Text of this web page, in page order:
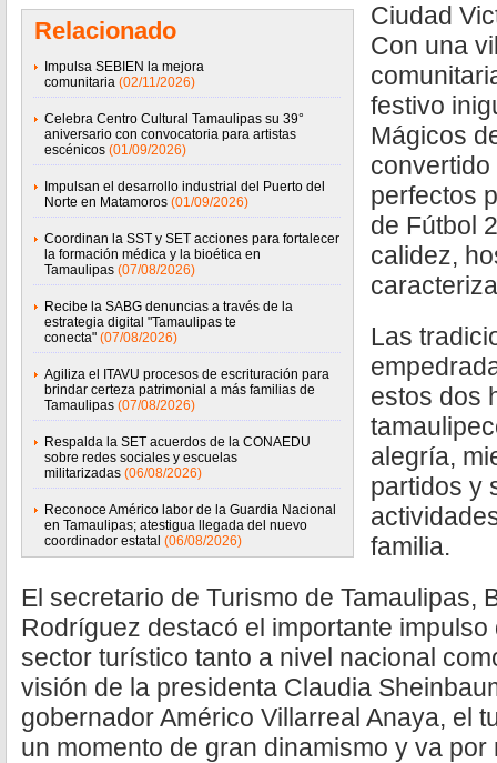
Relacionado
Impulsa SEBIEN la mejora
comunitaria (02/11/2026)
Celebra Centro Cultural Tamaulipas su 39°
aniversario con convocatoria para artistas
escénicos (01/09/2026)
Impulsan el desarrollo industrial del Puerto del
Norte en Matamoros (01/09/2026)
Coordinan la SST y SET acciones para fortalecer
la formación médica y la bioética en
Tamaulipas (07/08/2026)
Recibe la SABG denuncias a través de la
estrategia digital "Tamaulipas te
conecta" (07/08/2026)
Agiliza el ITAVU procesos de escrituración para
brindar certeza patrimonial a más familias de
Tamaulipas (07/08/2026)
Respalda la SET acuerdos de la CONAEDU
sobre redes sociales y escuelas
militarizadas (06/08/2026)
Reconoce Américo labor de la Guardia Nacional
en Tamaulipas; atestigua llegada del nuevo
coordinador estatal (06/08/2026)
Ciudad
Con una
festivo
Mágicos
perfectos
de Fútbol
calidez,
Las
estos dos
alegría,
partidos y
familia.
El secretario de Turismo de Tamaulipas,
Rodríguez destacó el importante
sector turístico tanto a nivel nacional
visión de la presidenta Claudia
gobernador Américo Villarreal Anaya, el
un momento de gran dinamismo y va por